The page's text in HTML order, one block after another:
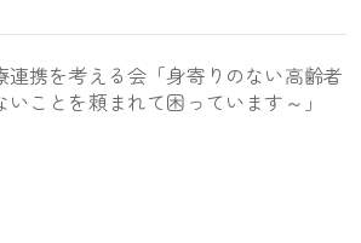
携を考える会「身寄りのない高齢者
ことを頼まれて困っています～」